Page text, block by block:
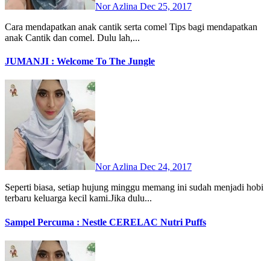
Nor Azlina Dec 25, 2017
Cara mendapatkan anak cantik serta comel Tips bagi mendapatkan
anak Cantik dan comel. Dulu lah,...
JUMANJI : Welcome To The Jungle
Nor Azlina Dec 24, 2017
Seperti biasa, setiap hujung minggu memang ini sudah menjadi hobi
terbaru keluarga kecil kami.Jika dulu...
Sampel Percuma : Nestle CERELAC Nutri Puffs